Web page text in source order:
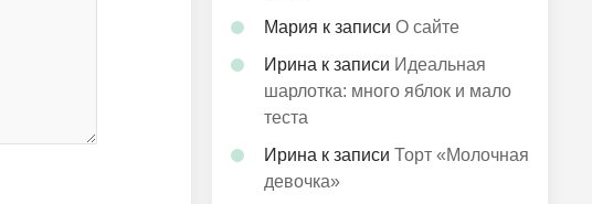
Мария к записиО сайте
Ирина к записи Идеальная
шарлотка: много яблок и мало
теста
Ирина к записиТорт «Молочная
девочка»